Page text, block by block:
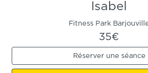
Isabel
Fitness Park
35€
Réserver une séance